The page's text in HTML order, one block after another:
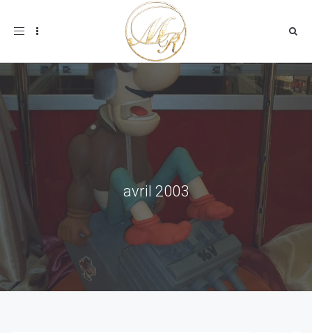
Toggle
avril 2003